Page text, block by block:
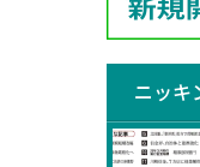
ニッキ